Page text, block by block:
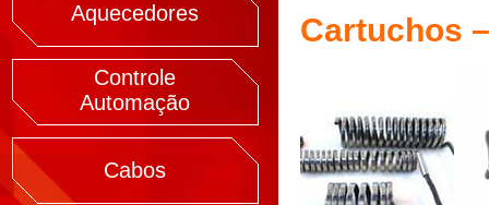
Aquecedores
Controle
Automação
Cabos
Cartuchos